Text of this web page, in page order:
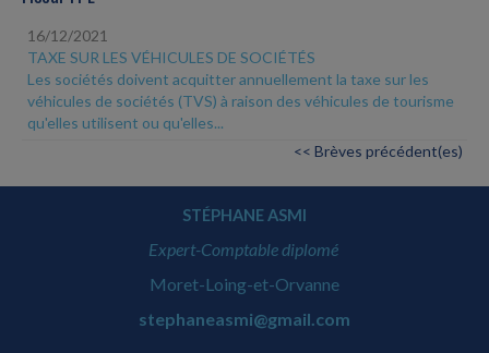
16/12/2021
TAXE SUR LES VÉHICULES DE SOCIÉTÉS
Les sociétés doivent acquitter annuellement la taxe sur les
véhicules de sociétés (TVS) à raison des véhicules de tourisme
qu'elles utilisent ou qu'elles...
<< Brèves précédent(es)
STÉPHANE ASMI
Expert-Comptable diplomé
Moret-Loing-et-Orvanne
stephaneasmi@gmail.com